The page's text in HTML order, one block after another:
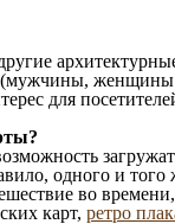
женщины
для
одного и
во
карт, ретро